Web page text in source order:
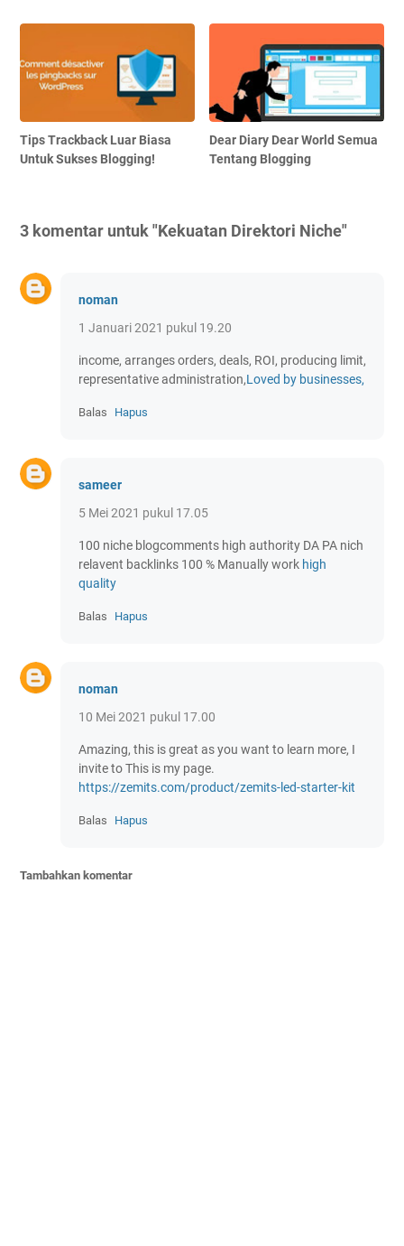
Tips Trackback Luar Biasa
Untuk Sukses Blogging!
Dear Diary Dear World Semua
Tentang Blogging
3 komentar untuk "Kekuatan Direktori Niche"
noman
1 Januari 2021 pukul 19.20
income, arranges orders, deals, ROI, producing limit,
representative administration,Loved by businesses,
Balas Hapus
sameer
5 Mei 2021 pukul 17.05
100 niche blogcomments high authority DA PA nich
relavent backlinks 100 % Manually work high
quality
Balas Hapus
noman
10 Mei 2021 pukul 17.00
Amazing, this is great as you want to learn more, I
invite to This is my page.
https://zemits.com/product/zemits-led-starter-kit
Balas Hapus
Tambahkan komentar